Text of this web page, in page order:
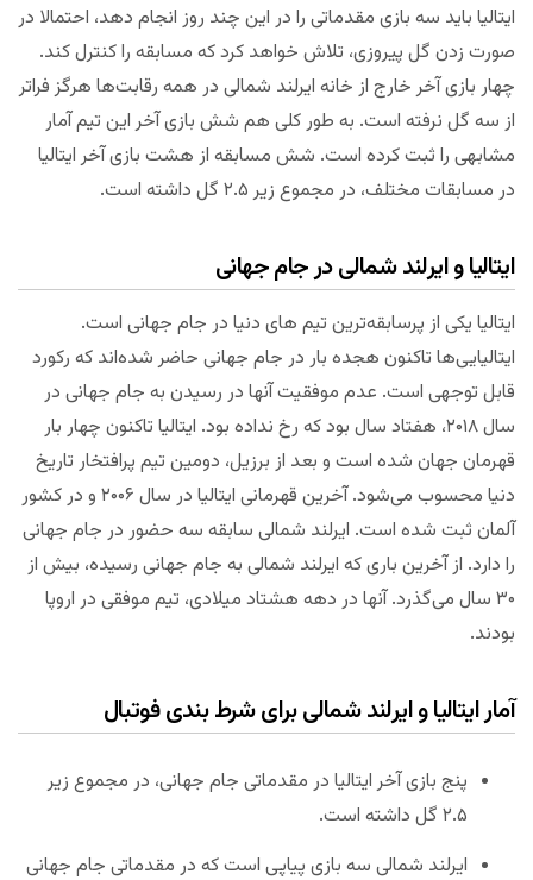
ایتالیا باید سه بازی مقدماتی را در این چند روز انجام دهد، احتمالا در
صورت زدن گل پیروزی، تلاش خواهد کرد که مسابقه را کنترل کند.
چهار بازی آخر خارج از خانه ایرلند شمالی در همه رقابت‌ها هرگز فراتر
از سه گل نرفته است. به طور کلی هم شش بازی آخر این تیم آمار
مشابهی را ثبت کرده است. شش مسابقه از هشت بازی آخر ایتالیا
در مسابقات مختلف، در مجموع زیر ۲.۵ گل داشته است.
ایتالیا و ایرلند شمالی در جام جهانی
ایتالیا یکی از پرسابقه‌ترین تیم های دنیا در جام جهانی است.
ایتالیایی‌ها تاکنون هجده بار در جام جهانی حاضر شده‌اند که رکورد
قابل توجهی است. عدم موفقیت آنها در رسیدن به جام جهانی در
سال ۲۰۱۸، هفتاد سال بود که رخ نداده بود. ایتالیا تاکنون چهار بار
قهرمان جهان شده است و بعد از برزیل، دومین تیم پرافتخار تاریخ
دنیا محسوب می‌شود. آخرین قهرمانی ایتالیا در سال ۲۰۰۶ و در کشور
آلمان ثبت شده است. ایرلند شمالی سابقه سه حضور در جام جهانی
را دارد. از آخرین باری که ایرلند شمالی به جام جهانی رسیده، بیش از
۳۰ سال می‌گذرد. آنها در دهه هشتاد میلادی، تیم موفقی در اروپا
بودند.
آمار ایتالیا و ایرلند شمالی برای شرط بندی فوتبال
پنج بازی آخر ایتالیا در مقدماتی جام جهانی، در مجموع زیر
۲.۵ گل داشته است.
ایرلند شمالی سه بازی پیاپی است که در مقدماتی جام جهانی